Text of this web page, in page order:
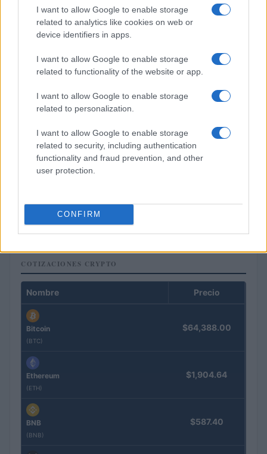
I want to allow Google to enable storage
related to analytics like cookies on web or
device identifiers in apps.
I want to allow Google to enable storage
related to functionality of the website or app.
I want to allow Google to enable storage
related to personalization.
I want to allow Google to enable storage
related to security, including authentication
functionality and fraud prevention, and other
user protection.
CONFIRM
Diego Martín · 7 Ago 2026
FINANZAS
Cómo gestionar tus finanzas con el método 50/30/20 y más
Marta Ruiz · 7 Ago 2026
COTIZACIONES CRYPTO
Nombre Precio
Bitcoin
(BTC)
$64,388.00
Ethereum
(ETH)
$1,904.64
BNB
(BNB)
$587.40